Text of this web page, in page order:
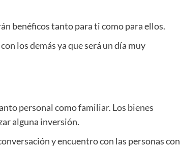
benéficos tanto para ti como para ellos.
los demás ya que será un día muy
personal como familiar. Los bienes
alguna inversión.
y encuentro con las personas con